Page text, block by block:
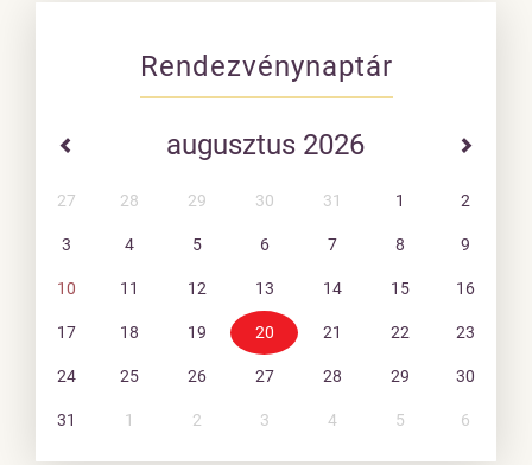
Rendezvénynaptár
augusztus 2026
27 28 29 30 31 1 2
3 4 5 6 7 8 9
10 11 12 13 14 15 16
17 18 19 20 21 22 23
24 25 26 27 28 29 30
31 1 2 3 4 5 6